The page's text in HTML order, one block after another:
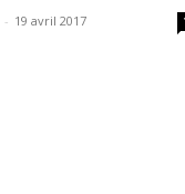
- 19 avril 2017